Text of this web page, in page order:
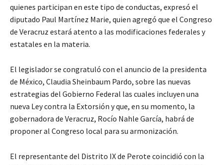
quienes participan en este tipo de conductas, expresó el
diputado Paul Martínez Marie, quien agregó que el Congreso
de Veracruz estará atento a las modificaciones federales y
estatales en la materia.
El legislador se congratuló con el anuncio de la presidenta
de México, Claudia Sheinbaum Pardo, sobre las nuevas
estrategias del Gobierno Federal las cuales incluyen una
nueva Ley contra la Extorsión y que, en su momento, la
gobernadora de Veracruz, Rocío Nahle García, habrá de
proponer al Congreso local para su armonización.
El representante del Distrito IX de Perote coincidió con la